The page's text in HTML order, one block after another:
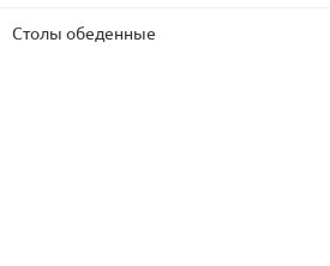
Столы обеденные